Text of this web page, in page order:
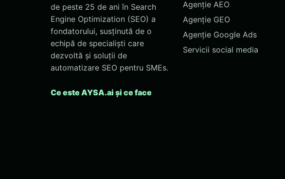
de peste 25 de ani în Search
Engine Optimization (SEO) a
fondatorului, susținută de o
echipă de specialiști care
dezvoltă și soluții de
automatizare SEO pentru SMEs.
Ce este AYSA.ai și ce face
Agenție AEO
Agenție GEO
Agenție Google Ads
Servicii social media